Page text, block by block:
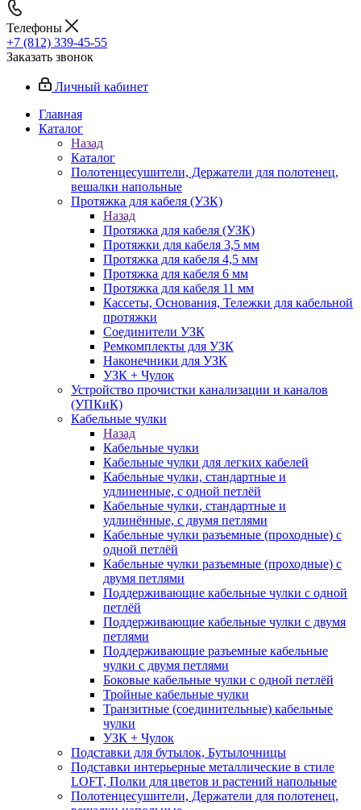
Телефоны
+7 (812) 339-45-55
Заказать звонок
Личный кабинет
Главная
Каталог
Назад
Каталог
Полотенцесушители, Держатели для полотенец,
вешалки напольные
Протяжка для кабеля (УЗК)
Назад
Протяжка для кабеля (УЗК)
Протяжки для кабеля 3,5 мм
Протяжка для кабеля 4,5 мм
Протяжка для кабеля 6 мм
Протяжка для кабеля 11 мм
Кассеты, Основания, Тележки для кабельной
протяжки
Соединители УЗК
Ремкомплекты для УЗК
Наконечники для УЗК
УЗК + Чулок
Устройство прочистки канализации и каналов
(УПКиК)
Кабельные чулки
Назад
Кабельные чулки
Кабельные чулки для легких кабелей
Кабельные чулки, стандартные и
удлиненные, с одной петлёй
Кабельные чулки, стандартные и
удлинённые, с двумя петлями
Кабельные чулки разъемные (проходные) с
одной петлёй
Кабельные чулки разъемные (проходные) с
двумя петлями
Поддерживающие кабельные чулки с одной
петлёй
Поддерживающие кабельные чулки с двумя
петлями
Поддерживающие разъемные кабельные
чулки с двумя петлями
Боковые кабельные чулки с одной петлёй
Тройные кабельные чулки
Транзитные (соединительные) кабельные
чулки
УЗК + Чулок
Подставки для бутылок, Бутылочницы
Подставки интерьерные металлические в стиле
LOFT, Полки для цветов и растений напольные
Полотенцесушители, Держатели для полотенец,